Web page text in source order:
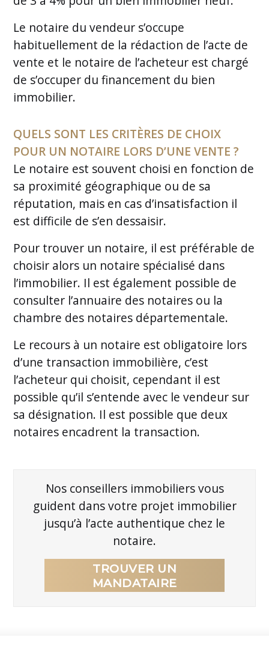
Le notaire du vendeur s’occupe
habituellement de la rédaction de l’acte de
vente et le notaire de l’acheteur est chargé
de s’occuper du financement du bien
immobilier.
QUELS SONT LES CRITÈRES DE CHOIX
POUR UN NOTAIRE LORS D’UNE VENTE ?
Le notaire est souvent choisi en fonction de
sa proximité géographique ou de sa
réputation, mais en cas d’insatisfaction il
est difficile de s’en dessaisir.
Pour trouver un notaire, il est préférable de
choisir alors un notaire spécialisé dans
l’immobilier. Il est également possible de
consulter l’annuaire des notaires ou la
chambre des notaires départementale.
Le recours à un notaire est obligatoire lors
d’une transaction immobilière, c’est
l’acheteur qui choisit, cependant il est
possible qu’il s’entende avec le vendeur sur
sa désignation. Il est possible que deux
notaires encadrent la transaction.
Nos conseillers immobiliers vous
guident dans votre projet immobilier
jusqu’à l’acte authentique chez le
notaire.
TROUVER UN
MANDATAIRE